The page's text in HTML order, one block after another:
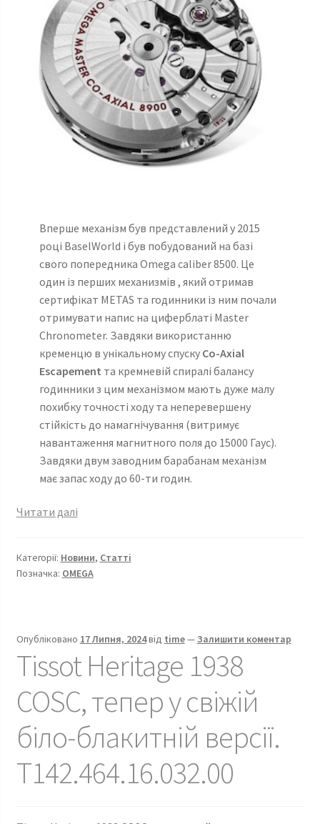
Вперше механізм був представлений у 2015
році BaselWorld і був побудований на базі
свого попередника Omega caliber 8500. Це
один із перших механизмів , який отримав
сертифікат METAS та годинники із ним почали
отримувати напис на циферблаті Master
Chronometer. Завдяки використанню
кременцю в унікальному спуску Co-Axial
Escapement та кремневій спиралі балансу
годинники з цим механізмом мають дуже малу
похибку точності ходу та неперевершену
стійкість до намагнічування (витримує
навантаження магнитного поля до 15000 Гаус).
Завдяки двум заводним барабанам механізм
має запас ходу до 60-ти годин.
Читати даліМеханізми
встановлюються
в
Категорії: Новини, Статті
Позначка: OMEGA
Опубліковано 17 Липня, 2024від time—Залишити коментар
Tissot Heritage 1938
COSC, тепер у свіжій
біло-блакитній версії.
T142.464.16.032.00